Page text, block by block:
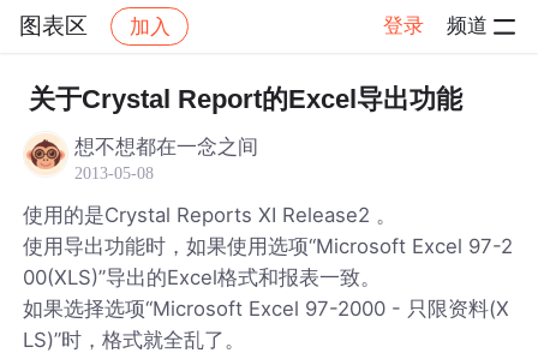
图表区 加入 登录 频道
社区 图表区 帖子详情
关于Crystal Report的Excel导出功能
想不想都在一念之间
2013-05-08
使用的是Crystal Reports XI Release2 。
使用导出功能时，如果使用选项“Microsoft Excel 97-2
00(XLS)”导出的Excel格式和报表一致。
如果选择选项“Microsoft Excel 97-2000 - 只限资料(X
LS)”时，格式就全乱了。